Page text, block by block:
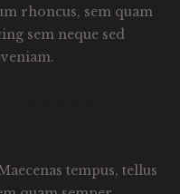
rhoncus, sem quam
sem neque sed
tempus, tellus